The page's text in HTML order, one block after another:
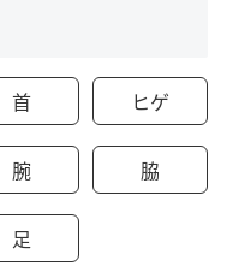
首 ヒゲ
腕 脇
足